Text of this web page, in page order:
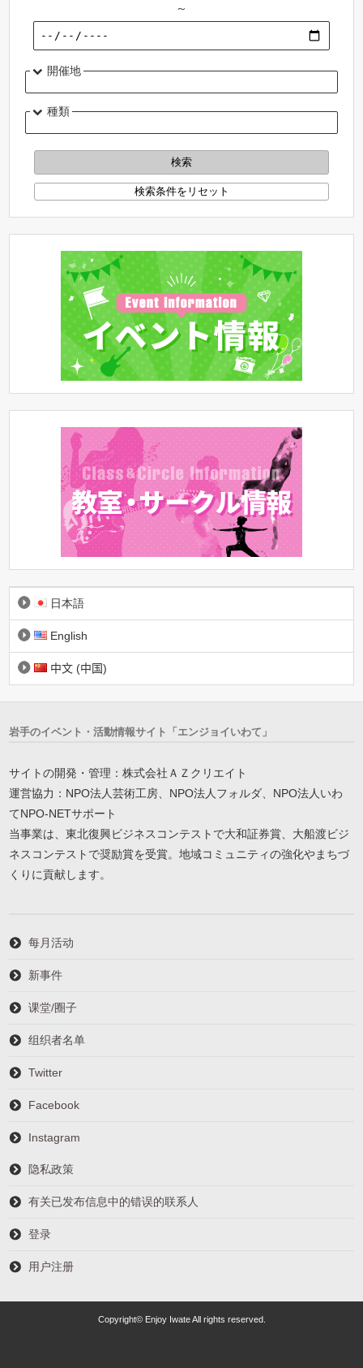
～
開催地
種類
日本語
English
中文 (中国)
岩手のイベント・活動情報サイト「エンジョイいわて」
サイトの開発・管理：株式会社ＡＺクリエイト
運営協力：NPO法人芸術工房、NPO法人フォルダ、NPO法人いわ
てNPO-NETサポート
当事業は、東北復興ビジネスコンテストで大和証券賞、大船渡ビジ
ネスコンテストで奨励賞を受賞。地域コミュニティの強化やまちづ
くりに貢献します。
每月活动
新事件
课堂/圈子
组织者名单
Twitter
Facebook
Instagram
隐私政策
有关已发布信息中的错误的联系人
登录
用户注册
Copyright© Enjoy Iwate All rights reserved.